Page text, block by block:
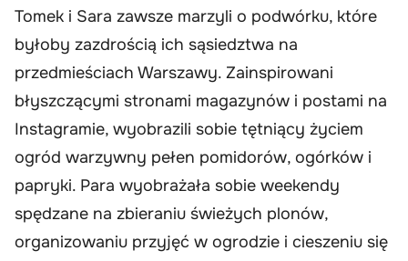
Tomek i Sara zawsze marzyli o podwórku, które
byłoby zazdrością ich sąsiedztwa na
przedmieściach Warszawy. Zainspirowani
błyszczącymi stronami magazynów i postami na
Instagramie, wyobrazili sobie tętniący życiem
ogród warzywny pełen pomidorów, ogórków i
papryki. Para wyobrażała sobie weekendy
spędzane na zbieraniu świeżych plonów,
organizowaniu przyjęć w ogrodzie i cieszeniu się